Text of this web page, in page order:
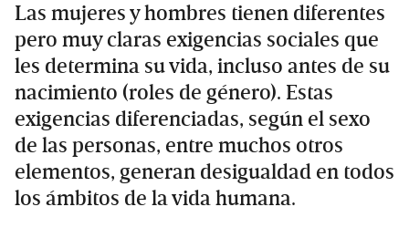
Las mujeres y hombres tienen diferentes
pero muy claras exigencias sociales que
les determina su vida, incluso antes de su
nacimiento (roles de género). Estas
exigencias diferenciadas, según el sexo
de las personas, entre muchos otros
elementos, generan desigualdad en todos
los ámbitos de la vida humana.